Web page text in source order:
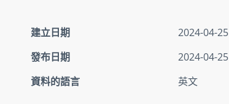
建立日期
2024-04-25
發布日期
2024-04-25
資料的語言
英文